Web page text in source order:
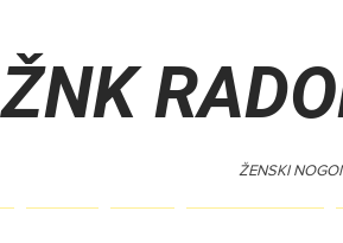
ŽNK
ŽENSKI